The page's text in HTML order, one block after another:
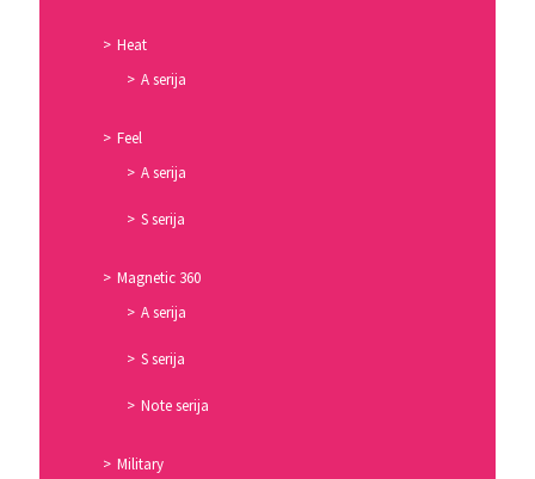
Heat
A serija
Feel
A serija
S serija
Magnetic 360
A serija
S serija
Note serija
Military